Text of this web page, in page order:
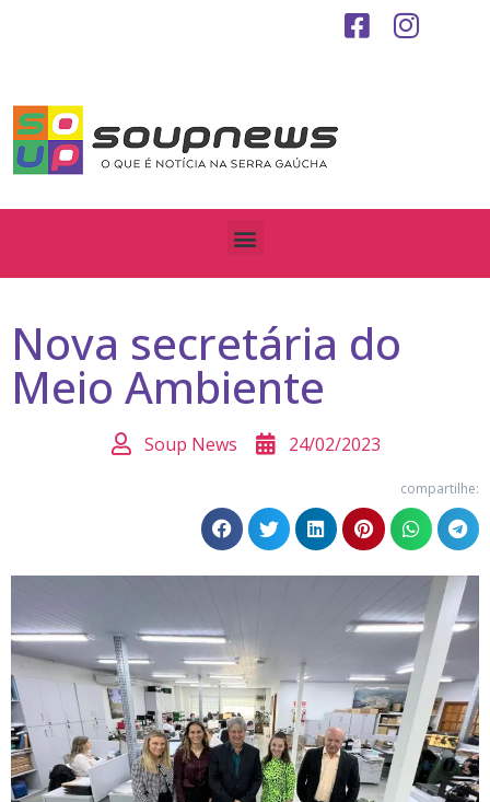
Nova secretária do
Meio Ambiente
Soup News 24/02/2023
compartilhe: